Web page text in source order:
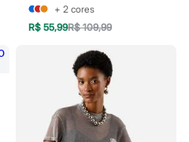
+ 2 cores
R$ 55,99R$ 109,99